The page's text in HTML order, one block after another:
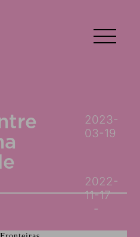
2023-
03-19
2022-
11-17